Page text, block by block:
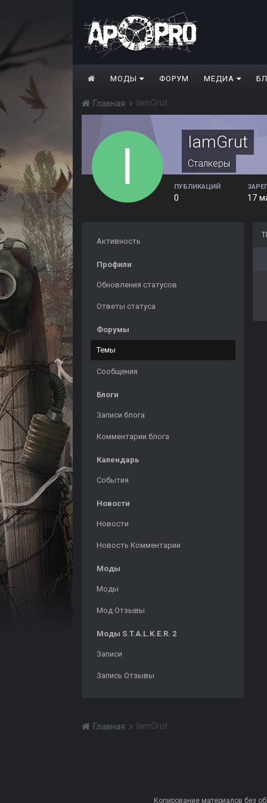
МОДЫ ФОРУМ МЕДИА
Главная IamGrut
IamGrut
Сталкеры
ПУБЛИКАЦИЙ
0 17
Активность
Профили
Обновления статусов
Ответы статуса
Форумы
Темы
Сообщения
Блоги
Записи блога
Комментарии блога
Календарь
События
Новости
Новости
Новость Комментарии
Моды
Моды
Мод Отзывы
Моды S.T.A.L.K.E.R. 2
Записи
Запись Отзывы
Главная IamGrut
Копирование материалов без